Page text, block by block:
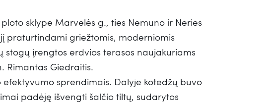
sklype Marvelės g., ties Nemuno ir Neries
praturtindami griežtomis, moderniomis
įrengtos erdvios terasos naujakuriams
Rimantas Giedraitis.
sprendimais. Dalyje kotedžų buvo
padėję išvengti šalčio tiltų, sudarytos